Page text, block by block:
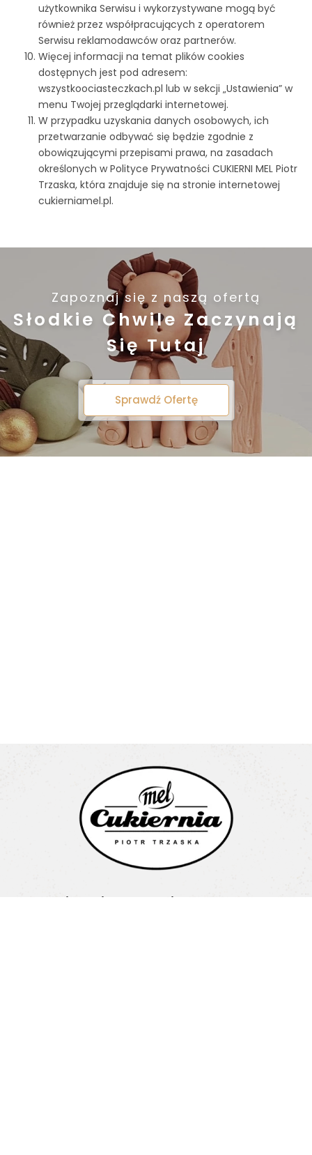
użytkownika Serwisu i wykorzystywane mogą być
również przez współpracujących z operatorem
Serwisu reklamodawców oraz partnerów.
Więcej informacji na temat plików cookies
dostępnych jest pod adresem:
wszystkoociasteczkach.pl lub w sekcji „Ustawienia” w
menu Twojej przeglądarki internetowej.
W przypadku uzyskania danych osobowych, ich
przetwarzanie odbywać się będzie zgodnie z
obowiązującymi przepisami prawa, na zasadach
określonych w Polityce Prywatności CUKIERNI MEL Piotr
Trzaska, która znajduje się na stronie internetowej
cukierniamel.pl.
Zapoznaj się z naszą ofertą
Słodkie Chwile Zaczynają
Się Tutaj
Sprawdź Ofertę
Cukiernia Mel Piotr Trzaska